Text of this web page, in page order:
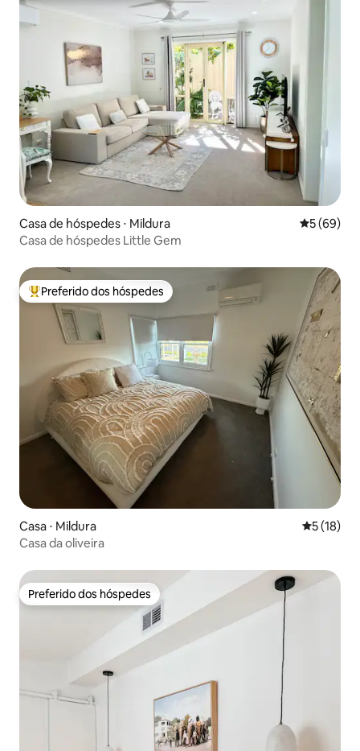
Casa de hóspedes ⋅ Mildura 5 de uma
5 (69)
Casa de hóspedes Little Gem
Entre os melhores preferidos dos hóspedes
Preferido dos hóspedes
Casa ⋅ Mildura 5 de uma
5 (18)
Casa da oliveira
Preferido dos hóspedes
Preferido dos hóspedes